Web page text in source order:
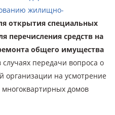
жилищно-
открытия специальных
перечисления средств на
общего имущества
случаях передачи вопроса о
организации на усмотрение
домов